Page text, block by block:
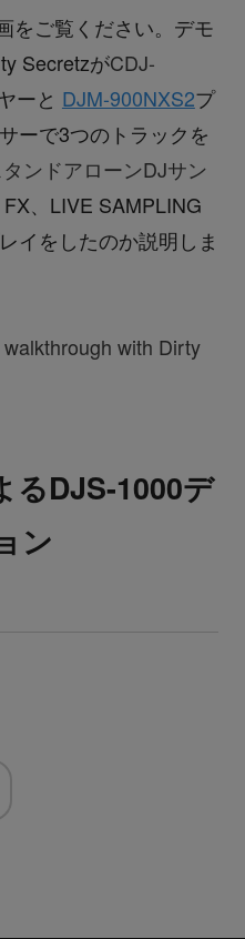
をご覧ください。デモ
SecretzがCDJ-
ーと DJM-900NXS2プ
ーで3つのトラックを
タンドアローンDJサン
FX、LIVE SAMPLING
イをしたのか説明しま
るDJS-1000デ
ン